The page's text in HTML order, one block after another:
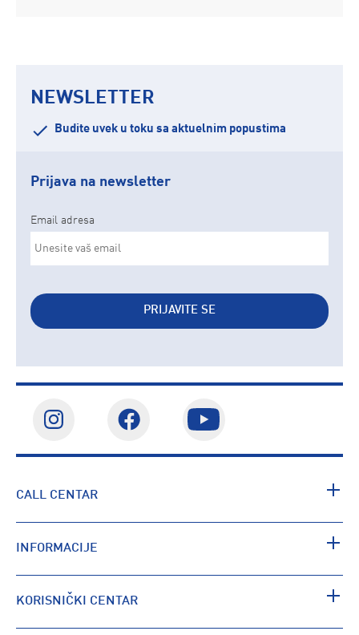
NEWSLETTER
Budite uvek u toku sa aktuelnim popustima
Prijava na newsletter
Email adresa
PRIJAVITE SE
CALL CENTAR
INFORMACIJE
KORISNIČKI CENTAR